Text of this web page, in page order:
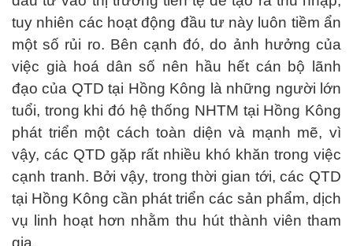
tuy nhiên các hoạt động đầu tư này luôn tiềm ẩn
một số rủi ro. Bên cạnh đó, do ảnh hưởng của
việc già hoá dân số nên hầu hết cán bộ lãnh
đạo của QTD tại Hồng Kông là những người lớn
tuổi, trong khi đó hệ thống NHTM tại Hồng Kông
phát triển một cách toàn diện và mạnh mẽ, vì
vậy, các QTD gặp rất nhiều khó khăn trong việc
cạnh tranh. Bởi vậy, trong thời gian tới, các QTD
tại Hồng Kông cần phát triển các sản phẩm, dịch
vụ linh hoạt hơn nhằm thu hút thành viên tham